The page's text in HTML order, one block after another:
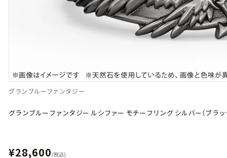
グランブルーファンタジー
グランブルーファンタジー ルシファー モチーフリング シルバー（ブラッ
¥28,600 (税込)